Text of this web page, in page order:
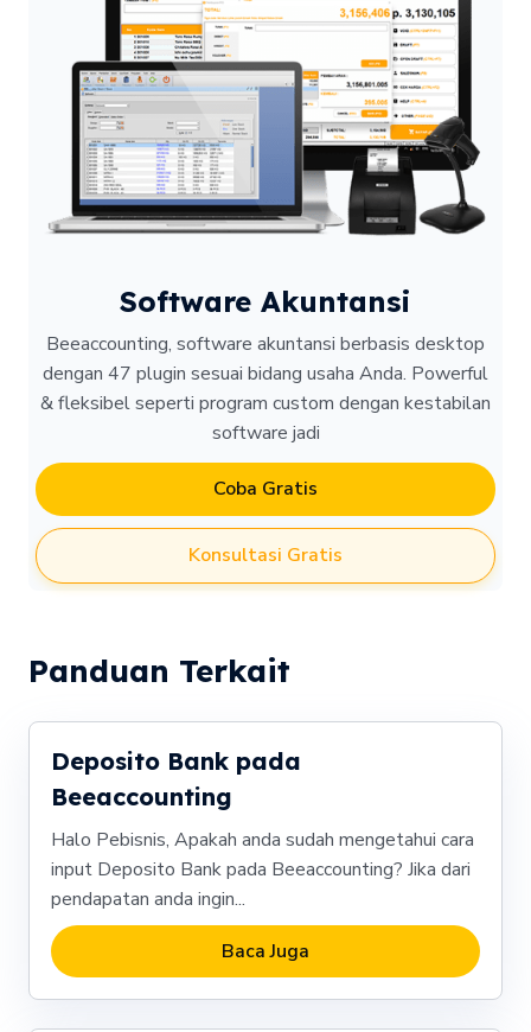
Software Akuntansi
Beeaccounting, software akuntansi berbasis desktop
dengan 47 plugin sesuai bidang usaha Anda. Powerful
& fleksibel seperti program custom dengan kestabilan
software jadi
Coba Gratis
Konsultasi Gratis
Panduan Terkait
Deposito Bank pada
Beeaccounting
Halo Pebisnis, Apakah anda sudah mengetahui cara
input Deposito Bank pada Beeaccounting? Jika dari
pendapatan anda ingin...
Baca Juga